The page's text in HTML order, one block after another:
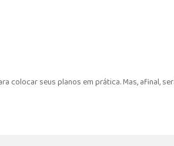
colocar seus planos em prática. Mas, afinal,